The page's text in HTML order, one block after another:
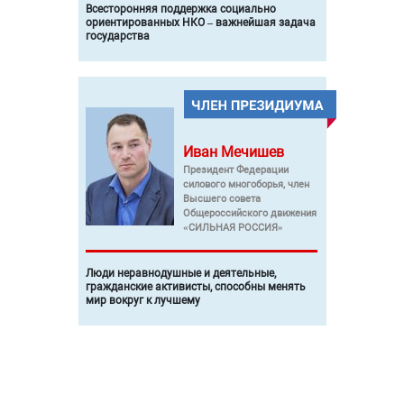
Всесторонняя поддержка социально
ориентированных НКО – важнейшая задача
государства
Иван Мечишев
Президент Федерации
силового многоборья, член
Высшего совета
Общероссийского движения
«СИЛЬНАЯ РОССИЯ»
Люди неравнодушные и деятельные,
гражданские активисты, способны менять
мир вокруг к лучшему